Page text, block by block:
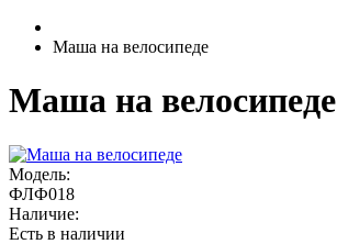
Маша на велосипеде
Маша на велосипеде
Модель:
ФЛФ018
Наличие:
Есть в наличии